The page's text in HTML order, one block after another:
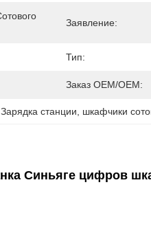
Заявление:
Тип:
Заказ OEM/OEM:
станции шкафчики
Синьяге цифров